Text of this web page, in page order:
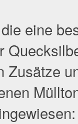
eine
Zusätze